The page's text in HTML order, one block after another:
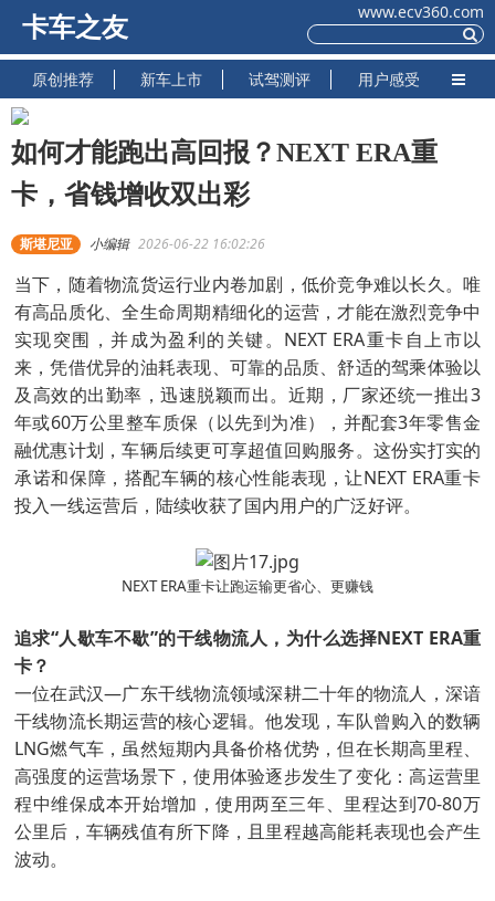
卡车之友
www.ecv360.com
原创推荐 新车上市 试驾测评 用户感受
如何才能跑出高回报？NEXT ERA重
卡，省钱增收双出彩
斯堪尼亚 小编辑 2026-06-22 16:02:26
当下，随着物流货运行业内卷加剧，低价竞争难以长久。唯
有高品质化、全生命周期精细化的运营，才能在激烈竞争中
实现突围，并成为盈利的关键。NEXT ERA重卡自上市以
来，凭借优异的油耗表现、可靠的品质、舒适的驾乘体验以
及高效的出勤率，迅速脱颖而出。近期，厂家还统一推出3
年或60万公里整车质保（以先到为准），并配套3年零售金
融优惠计划，车辆后续更可享超值回购服务。这份实打实的
承诺和保障，搭配车辆的核心性能表现，让NEXT ERA重卡
投入一线运营后，陆续收获了国内用户的广泛好评。
NEXT ERA重卡让跑运输更省心、更赚钱
追求“人歇车不歇”的干线物流人，为什么选择NEXT ERA重
卡？
一位在武汉—广东干线物流领域深耕二十年的物流人，深谙
干线物流长期运营的核心逻辑。他发现，车队曾购入的数辆
LNG燃气车，虽然短期内具备价格优势，但在长期高里程、
高强度的运营场景下，使用体验逐步发生了变化：高运营里
程中维保成本开始增加，使用两至三年、里程达到70-80万
公里后，车辆残值有所下降，且里程越高能耗表现也会产生
波动。